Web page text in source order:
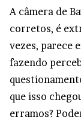
A câmera de
corretos, é
vezes, parece
fazendo
que isso
erramos?